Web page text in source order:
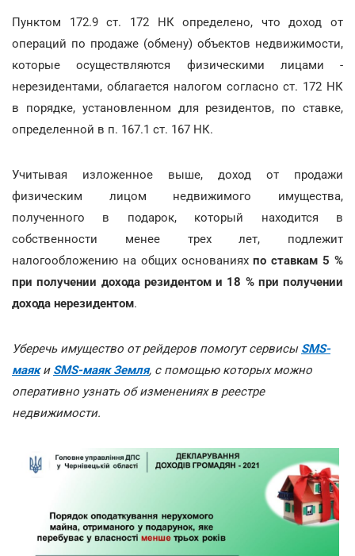
Пунктом 172.9 ст. 172 НК определено, что доход от
операций по продаже (обмену) объектов недвижимости,
которые осуществляются физическими лицами -
нерезидентами, облагается налогом согласно ст. 172 НК
в порядке, установленном для резидентов, по ставке,
определенной в п. 167.1 ст. 167 НК.
Учитывая изложенное выше, доход от продажи
физическим лицом недвижимого имущества,
полученного в подарок, который находится в
собственности менее трех лет, подлежит
налогообложению на общих основанияхпо ставкам 5 %
при получении дохода резидентом и 18 % при получении
дохода нерезидентом.
Уберечь имущество от рейдеров помогут сервисы SMS-
маяки SMS-маяк Земля, с помощью которых можно
оперативно узнать об изменениях в реестре
недвижимости.